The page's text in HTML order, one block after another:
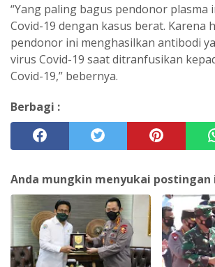
“Yang paling bagus pendonor plasma
Covid-19 dengan kasus berat. Karena
pendonor ini menghasilkan antibodi
virus Covid-19 saat ditranfusikan
Covid-19,” bebernya.
Berbagi :
Anda mungkin menyukai postingan